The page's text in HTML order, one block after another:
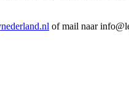
of mail naar